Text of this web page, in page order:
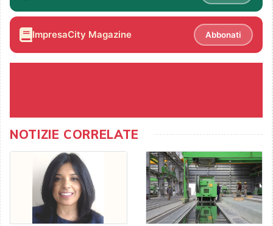
ImpresaCity Magazine Abbonati
NOTIZIE CORRELATE